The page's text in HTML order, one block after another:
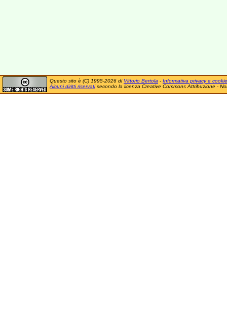
Questo sito è (C) 1995-2026 di Vittorio Bertola - Informativa privacy e cookie
Alcuni diritti riservatisecondo la licenza Creative Commons Attribuzione -